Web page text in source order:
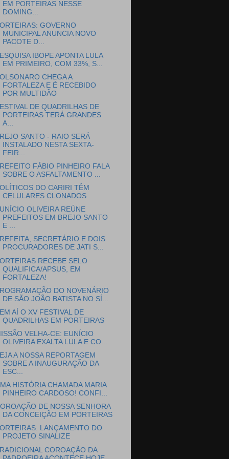
EM PORTEIRAS NESSE
DOMING...
GOVERNO
MUNICIPAL ANUNCIA NOVO
PACOTE D...
IBOPE APONTA LULA
EM PRIMEIRO, COM 33%, S...
CHEGA A
FORTALEZA E É RECEBIDO
POR MULTIDÃO
DE QUADRILHAS DE
PORTEIRAS TERÁ GRANDES
A...
SANTO - RAIO SERÁ
INSTALADO NESTA SEXTA-
FEIR...
FÁBIO PINHEIRO FALA
SOBRE O ASFALTAMENTO ...
DO CARIRI TÊM
CELULARES CLONADOS
OLIVEIRA REÚNE
PREFEITOS EM BREJO SANTO
E ...
SECRETÁRIO E DOIS
PROCURADORES DE JATI S...
RECEBE SELO
QUALIFICA/APSUS, EM
FORTALEZA!
DO NOVENÁRIO
DE SÃO JOÃO BATISTA NO SÍ...
AÍ O XV FESTIVAL DE
QUADRILHAS EM PORTEIRAS
VELHA-CE: EUNÍCIO
OLIVEIRA EXALTA LULA E CO...
A NOSSA REPORTAGEM
SOBRE A INAUGURAÇÃO DA
ESC...
HISTÓRIA CHAMADA MARIA
PINHEIRO CARDOSO! CONFI...
DE NOSSA SENHORA
DA CONCEIÇÃO EM PORTEIRAS
LANÇAMENTO DO
PROJETO SINALIZE
COROAÇÃO DA